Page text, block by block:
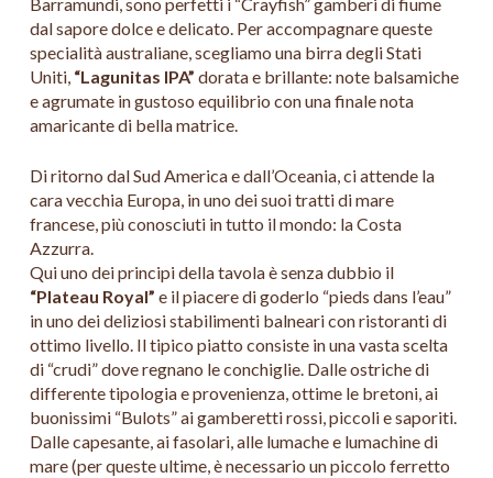
dal sapore dolce e delicato. Per accompagnare queste
specialità australiane, scegliamo una birra degli Stati
Uniti, “Lagunitas IPA” dorata e brillante: note balsamiche
e agrumate in gustoso equilibrio con una finale nota
amaricante di bella matrice.
Di ritorno dal Sud America e dall’Oceania, ci attende la
cara vecchia Europa, in uno dei suoi tratti di mare
francese, più conosciuti in tutto il mondo: la Costa
Azzurra.
Qui uno dei principi della tavola è senza dubbio il
“Plateau Royal” e il piacere di goderlo “pieds dans l’eau”
in uno dei deliziosi stabilimenti balneari con ristoranti di
ottimo livello. Il tipico piatto consiste in una vasta scelta
di “crudi” dove regnano le conchiglie. Dalle ostriche di
differente tipologia e provenienza, ottime le bretoni, ai
buonissimi “Bulots” ai gamberetti rossi, piccoli e saporiti.
Dalle capesante, ai fasolari, alle lumache e lumachine di
mare (per queste ultime, è necessario un piccolo ferretto